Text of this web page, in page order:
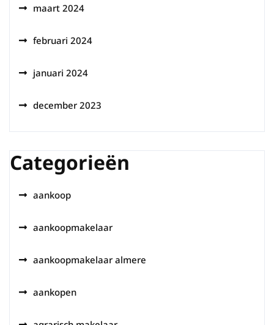
maart 2024
februari 2024
januari 2024
december 2023
Categorieën
aankoop
aankoopmakelaar
aankoopmakelaar almere
aankopen